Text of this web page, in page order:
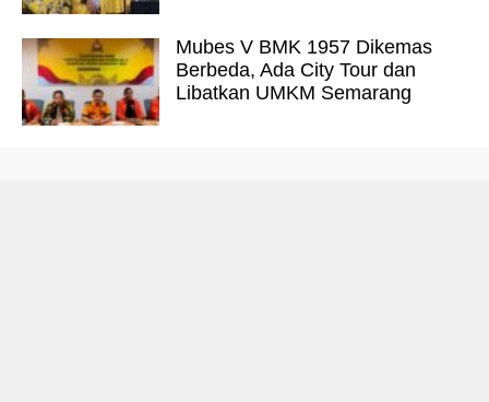
Mubes V BMK 1957 Dikemas
Berbeda, Ada City Tour dan
Libatkan UMKM Semarang